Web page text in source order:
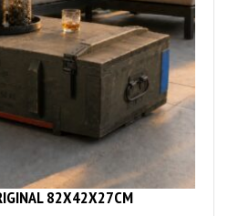
82X42X27CM